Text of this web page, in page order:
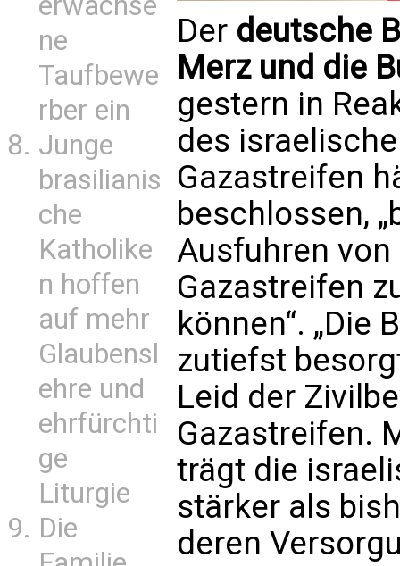
ne
Taufbewe
rber ein
Junge
brasilianis
che
Katholike
n hoffen
auf mehr
Glaubensl
ehre und
ehrfürchti
ge
Liturgie
Die
Der deutsche
Merz und die
gestern in
des
Gazastreifen
beschlossen,
Ausfuhren
Gazastreifen
können“. „Die
zutiefst
Leid der
Gazastreifen.
trägt die
stärker als
deren